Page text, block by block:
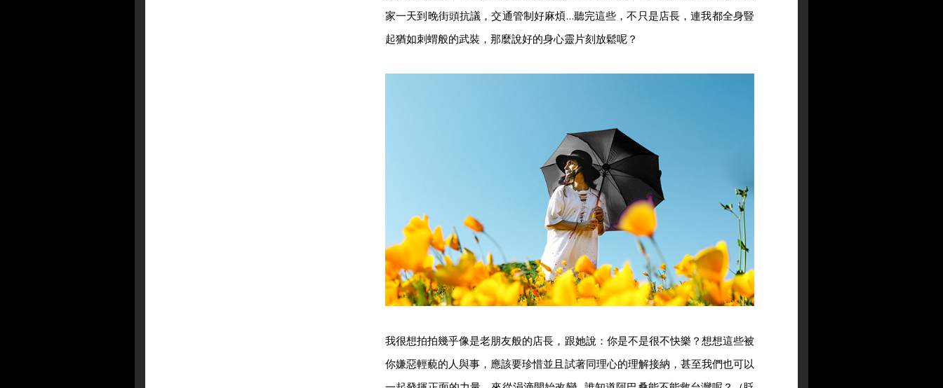
家一天到晚街頭抗議，交通管制好麻煩…聽完這些，不只是店長，連我都全身豎
起猶如刺蝟般的武裝，那麼說好的身心靈片刻放鬆呢？
我很想拍拍幾乎像是老朋友般的店長，跟她說：你是不是很不快樂？想想這些被
你嫌惡輕藐的人與事，應該要珍惜並且試著同理心的理解接納，甚至我們也可以